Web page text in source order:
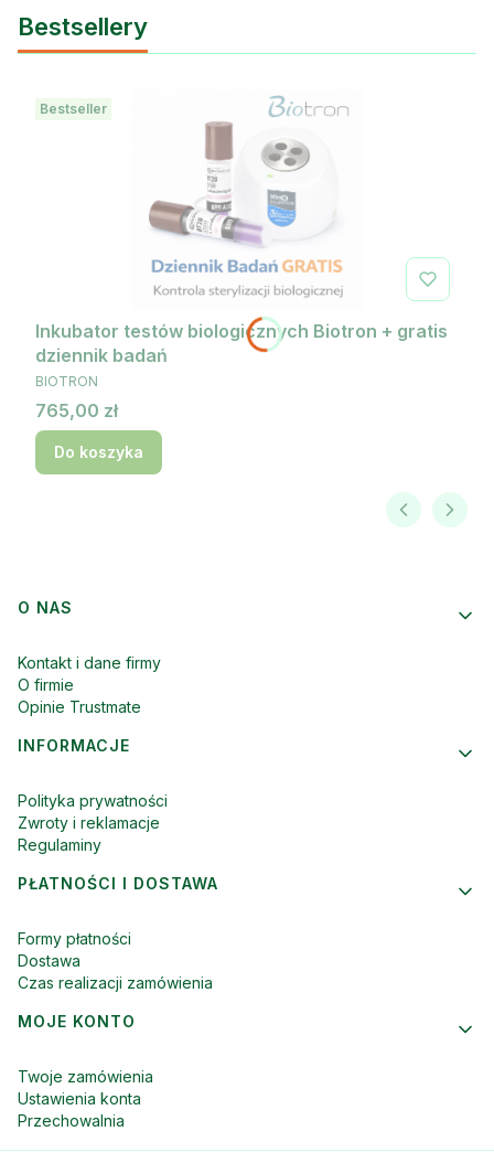
Bestsellery
Bestseller
Inkubator testów biologicznych Biotron + gratis
dziennik badań
PRODUCENT
BIOTRON
Cena
765,00 zł
Do koszyka
Linki w stopce
O NAS
Kontakt i dane firmy
O firmie
Opinie Trustmate
INFORMACJE
Polityka prywatności
Zwroty i reklamacje
Regulaminy
PŁATNOŚCI I DOSTAWA
Formy płatności
Dostawa
Czas realizacji zamówienia
MOJE KONTO
Twoje zamówienia
Ustawienia konta
Przechowalnia